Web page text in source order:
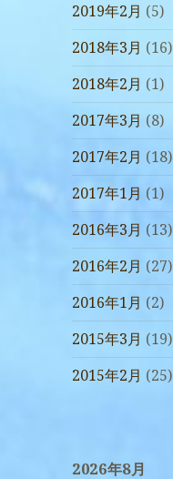
2019年2月 (5)
2018年3月 (16)
2018年2月 (1)
2017年3月 (8)
2017年2月 (18)
2017年1月 (1)
2016年3月 (13)
2016年2月 (27)
2016年1月 (2)
2015年3月 (19)
2015年2月 (25)
2026年8月